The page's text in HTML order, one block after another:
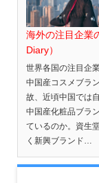
海外の注目企業
Diary）
世界各国の注目企
中国産コスメブラ
故、近頃中国では
中国産化粧品ブラ
ているのか。資生
く新興ブランド…